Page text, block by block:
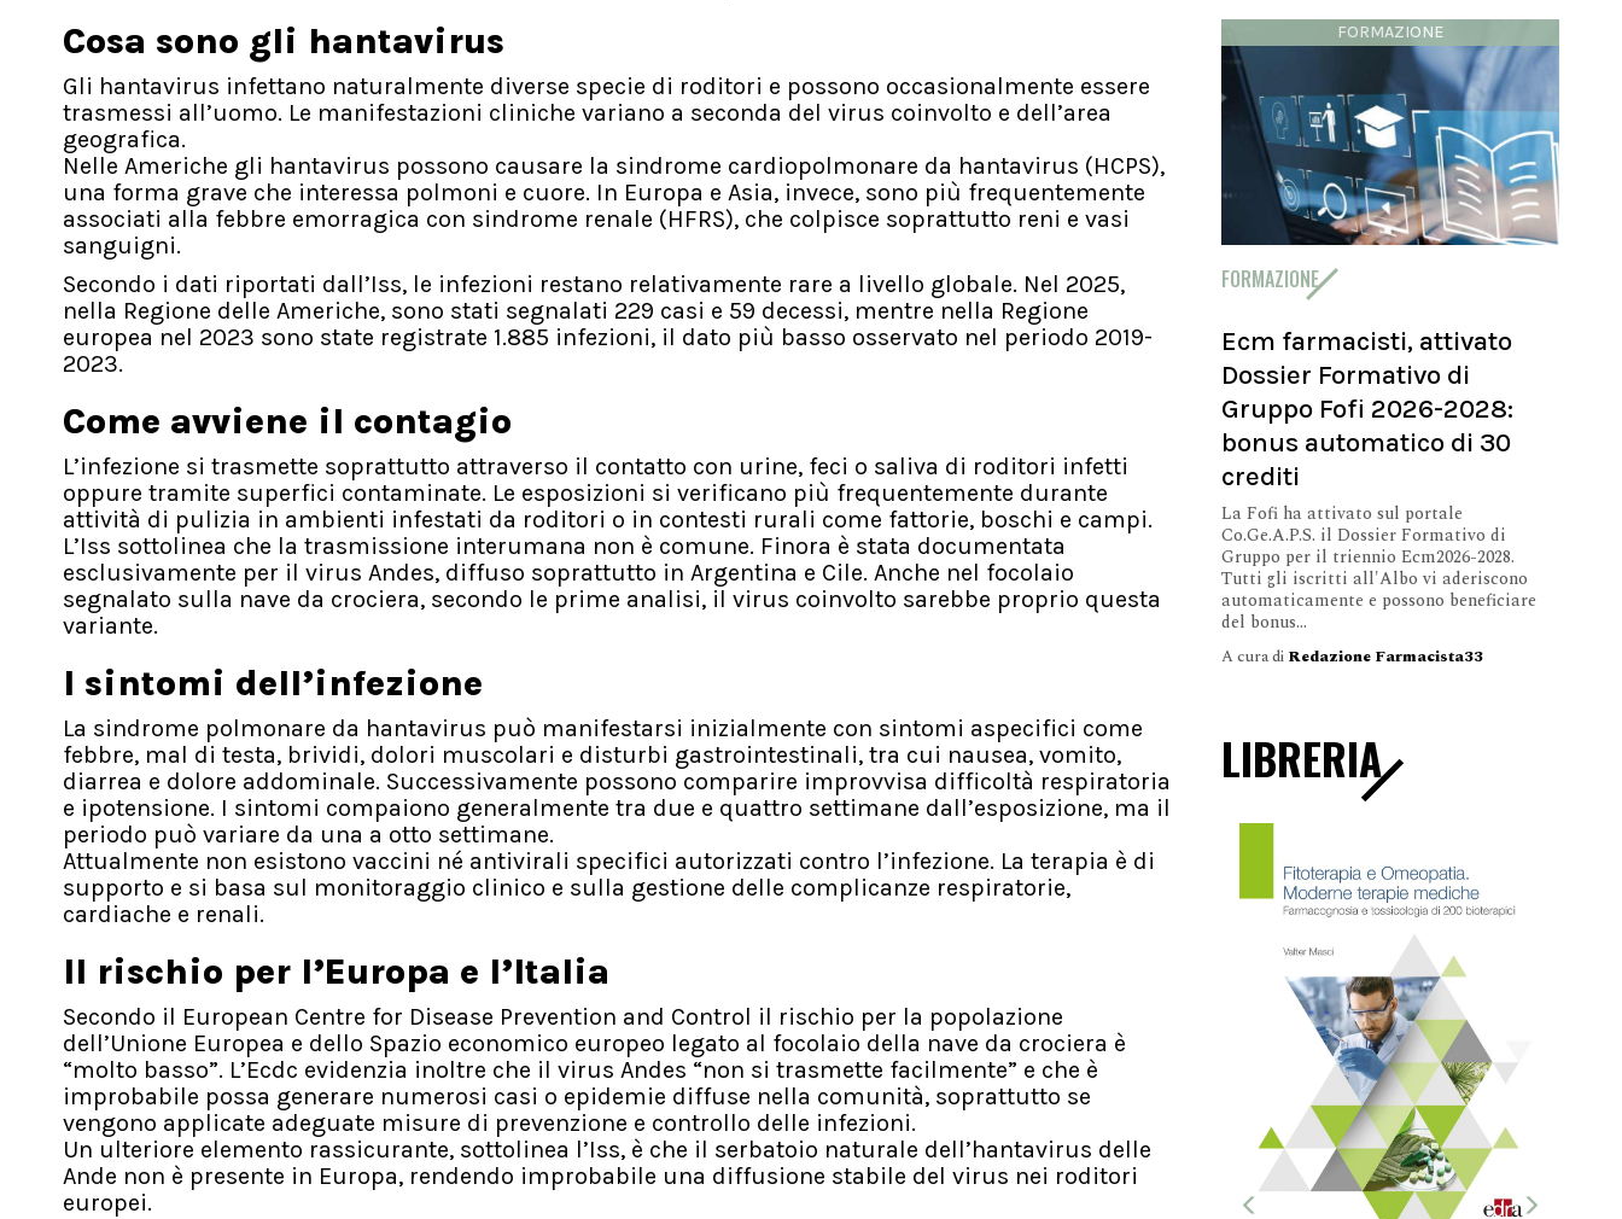
Cosa sono gli hantavirus
Gli hantavirus infettano naturalmente diverse specie di roditori e possono occasionalmente essere
trasmessi all’uomo. Le manifestazioni cliniche variano a seconda del virus coinvolto e dell’area
geografica.
Nelle Americhe gli hantavirus possono causare la sindrome cardiopolmonare da hantavirus (HCPS),
una forma grave che interessa polmoni e cuore. In Europa e Asia, invece, sono più frequentemente
associati alla febbre emorragica con sindrome renale (HFRS), che colpisce soprattutto reni e vasi
sanguigni.
Secondo i dati riportati dall’Iss, le infezioni restano relativamente rare a livello globale. Nel 2025,
nella Regione delle Americhe, sono stati segnalati 229 casi e 59 decessi, mentre nella Regione
europea nel 2023 sono state registrate 1.885 infezioni, il dato più basso osservato nel periodo 2019-
2023.
Come avviene il contagio
L’infezione si trasmette soprattutto attraverso il contatto con urine, feci o saliva di roditori infetti
oppure tramite superfici contaminate. Le esposizioni si verificano più frequentemente durante
attività di pulizia in ambienti infestati da roditori o in contesti rurali come fattorie, boschi e campi.
L’Iss sottolinea che la trasmissione interumana non è comune. Finora è stata documentata
esclusivamente per il virus Andes, diffuso soprattutto in Argentina e Cile. Anche nel focolaio
segnalato sulla nave da crociera, secondo le prime analisi, il virus coinvolto sarebbe proprio questa
variante.
I sintomi dell’infezione
La sindrome polmonare da hantavirus può manifestarsi inizialmente con sintomi aspecifici come
febbre, mal di testa, brividi, dolori muscolari e disturbi gastrointestinali, tra cui nausea, vomito,
diarrea e dolore addominale. Successivamente possono comparire improvvisa difficoltà respiratoria
e ipotensione. I sintomi compaiono generalmente tra due e quattro settimane dall’esposizione, ma il
periodo può variare da una a otto settimane.
Attualmente non esistono vaccini né antivirali specifici autorizzati contro l’infezione. La terapia è di
supporto e si basa sul monitoraggio clinico e sulla gestione delle complicanze respiratorie,
cardiache e renali.
Il rischio per l’Europa e l’Italia
Secondo il European Centre for Disease Prevention and Control il rischio per la popolazione
dell’Unione Europea e dello Spazio economico europeo legato al focolaio della nave da crociera è
“molto basso”. L’Ecdc evidenzia inoltre che il virus Andes “non si trasmette facilmente” e che è
improbabile possa generare numerosi casi o epidemie diffuse nella comunità, soprattutto se
vengono applicate adeguate misure di prevenzione e controllo delle infezioni.
Un ulteriore elemento rassicurante, sottolinea l’Iss, è che il serbatoio naturale dell’hantavirus delle
Ande non è presente in Europa, rendendo improbabile una diffusione stabile del virus nei roditori
europei.
FORMAZIONE
FORMAZIONE
Ecm farmacisti, attivato
Dossier Formativo di
Gruppo Fofi 2026-2028:
bonus automatico di 30
crediti
La Fofi ha attivato sul portale
Co.Ge.A.P.S. il Dossier Formativo di
Gruppo per il triennio Ecm2026-2028.
Tutti gli iscritti all'Albo vi aderiscono
automaticamente e possono beneficiare
del bonus...
A cura di Redazione Farmacista33
LIBRERIA